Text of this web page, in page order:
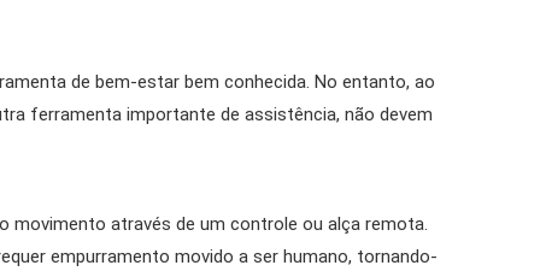
de bem-estar bem conhecida. No entanto, ao
ferramenta importante de assistência, não devem
movimento através de um controle ou alça remota.
empurramento movido a ser humano, tornando-